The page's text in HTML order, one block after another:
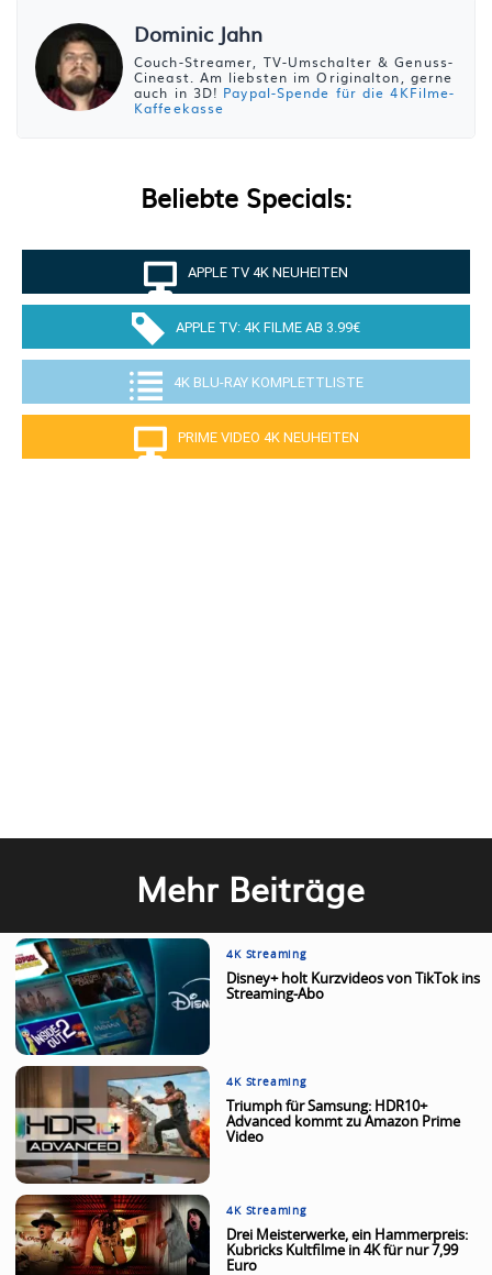
Dominic Jahn
Couch-Streamer, TV-Umschalter & Genuss-
Cineast. Am liebsten im Originalton, gerne
auch in 3D! Paypal-Spende für die 4KFilme-
Kaffeekasse
Beliebte Specials:
APPLE TV 4K NEUHEITEN
APPLE TV: 4K FILME AB 3.99€
4K BLU-RAY KOMPLETTLISTE
PRIME VIDEO 4K NEUHEITEN
Mehr Beiträge
4K Streaming
Disney+ holt Kurzvideos von TikTok ins
Streaming-Abo
4K Streaming
Triumph für Samsung: HDR10+
Advanced kommt zu Amazon Prime
Video
4K Streaming
Drei Meisterwerke, ein Hammerpreis:
Kubricks Kultfilme in 4K für nur 7,99
Euro